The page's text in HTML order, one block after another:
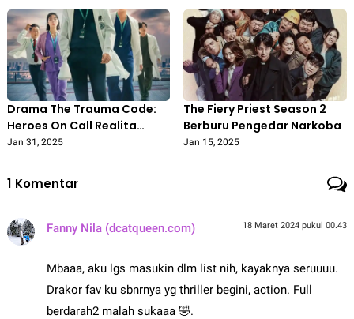
Drama The Trauma Code:
Heroes On Call Realita
Dunia Dokter
Jan 31, 2025
The Fiery Priest Season 2
Berburu Pengedar Narkoba
Jan 15, 2025
1 Komentar
Fanny Nila (dcatqueen.com) 18 Maret 2024 pukul 00.43
Mbaaa, aku lgs masukin dlm list nih, kayaknya seruuuu.
Drakor fav ku sbnrnya yg thriller begini, action. Full
berdarah2 malah sukaaa 🤣.